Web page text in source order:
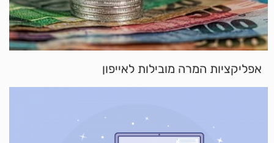
אפליקציות המרה מובילות לאייפון